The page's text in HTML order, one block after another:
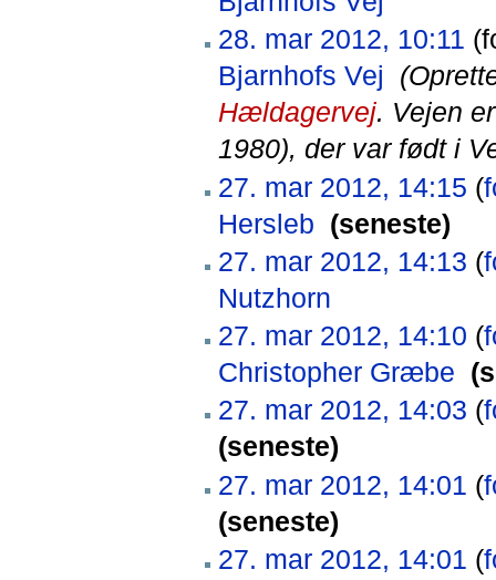
28. mar 2012, 10:11
Bjarnhofs Vej
Hældagervej. Vejen
1980), der var født i
27. mar 2012, 14:15 (
Hersleb (seneste)
27. mar 2012, 14:13 (
Nutzhorn
27. mar 2012, 14:10 (
Christopher Græbe
27. mar 2012, 14:03 (
(seneste)
27. mar 2012, 14:01 (
(seneste)
27. mar 2012, 14:01 (